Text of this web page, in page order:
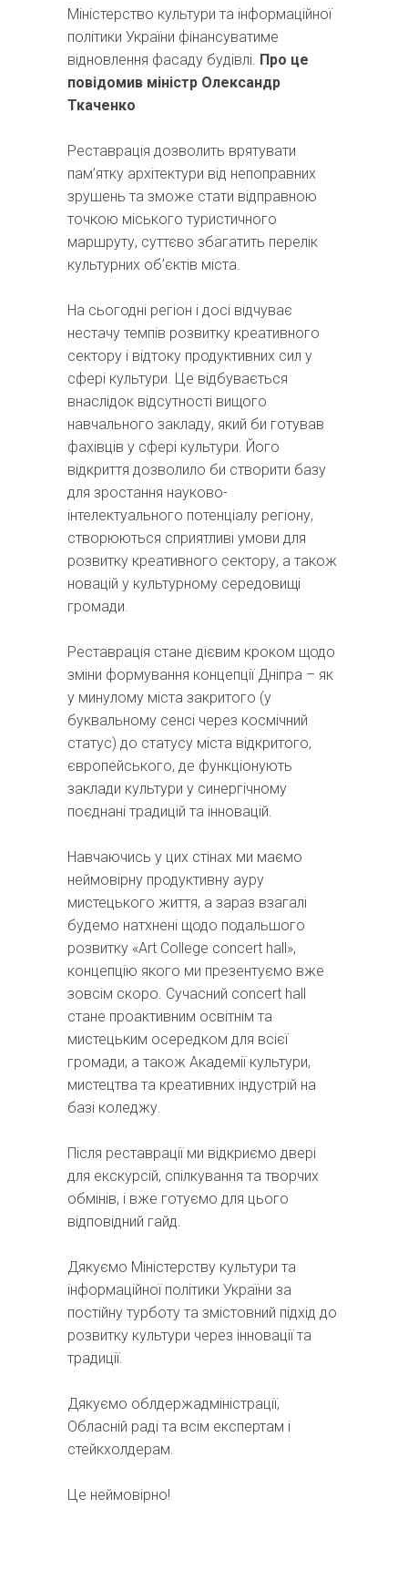
Міністерство культури та інформаційної
політики України фінансуватиме
відновлення фасаду будівлі. Про це
повідомив міністр Олександр
Ткаченко
Реставрація дозволить врятувати
пам’ятку архітектури від непоправних
зрушень та зможе стати відправною
точкою міського туристичного
маршруту, суттєво збагатить перелік
культурних об’єктів міста.
На сьогодні регіон і досі відчуває
нестачу темпів розвитку креативного
сектору і відтоку продуктивних сил у
сфері культури. Це відбувається
внаслідок відсутності вищого
навчального закладу, який би готував
фахівців у сфері культури. Його
відкриття дозволило би створити базу
для зростання науково-
інтелектуального потенціалу регіону,
створюються сприятливі умови для
розвитку креативного сектору, а також
новацій у культурному середовищі
громади.
Реставрація стане дієвим кроком щодо
зміни формування концепції Дніпра – як
у минулому міста закритого (у
буквальному сенсі через космічний
статус) до статусу міста відкритого,
європейського, де функціонують
заклади культури у синергічному
поєднані традицій та інновацій.
Навчаючись у цих стінах ми маємо
неймовірну продуктивну ауру
мистецького життя, а зараз взагалі
будемо натхнені щодо подальшого
розвитку «Art College concert hall»,
концепцію якого ми презентуємо вже
зовсім скоро. Сучасний concert hall
стане проактивним освітнім та
мистецьким осередком для всієї
громади, а також Академії культури,
мистецтва та креативних індустрій на
базі коледжу.
Після реставрації ми відкриємо двері
для екскурсій, спілкування та творчих
обмінів, і вже готуємо для цього
відповідний гайд.
Дякуємо Міністерству культури та
інформаційної політики України за
постійну турботу та змістовний підхід до
розвитку культури через інновації та
традиції.
Дякуємо облдержадміністрації,
Обласній раді та всім експертам і
стейкхолдерам.
Це неймовірно!